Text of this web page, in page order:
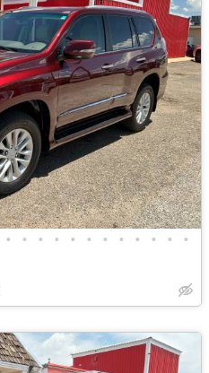
• • • • • • • • • • • •